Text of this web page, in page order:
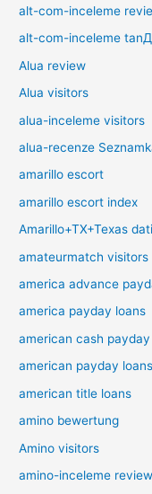
alt-com-inceleme
alt-com-inceleme
Alua review
Alua visitors
alua-inceleme visitors
alua-recenze
amarillo escort
amarillo escort index
Amarillo+TX+Texas
amateurmatch visitors
america advance
america payday loans
american cash payday
american payday loans
american title loans
amino bewertung
Amino visitors
amino-inceleme review